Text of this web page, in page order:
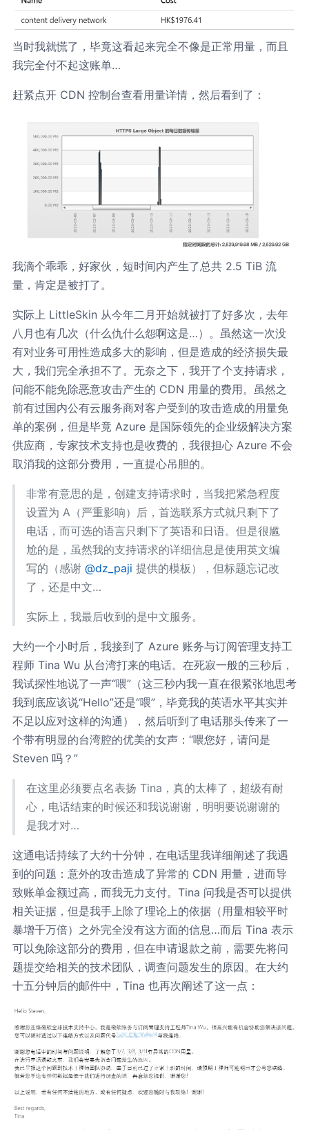
当时我就慌了，毕竟这看起来完全不像是正常用量，而且
我完全付不起这账单…
赶紧点开 CDN 控制台查看用量详情，然后看到了：
我滴个乖乖，好家伙，短时间内产生了总共 2.5 TiB 流
量，肯定是被打了。
实际上 LittleSkin 从今年二月开始就被打了好多次，去年
八月也有几次（什么仇什么怨啊这是…）。虽然这一次没
有对业务可用性造成多大的影响，但是造成的经济损失最
大，我们完全承担不了。无奈之下，我开了个支持请求，
问能不能免除恶意攻击产生的 CDN 用量的费用。虽然之
前有过国内公有云服务商对客户受到的攻击造成的用量免
单的案例，但是毕竟 Azure 是国际领先的企业级解决方案
供应商，专家技术支持也是收费的，我很担心 Azure 不会
取消我的这部分费用，一直提心吊胆的。
非常有意思的是，创建支持请求时，当我把紧急程度
设置为 A（严重影响）后，首选联系方式就只剩下了
电话，而可选的语言只剩下了英语和日语。但是很尴
尬的是，虽然我的支持请求的详细信息是使用英文编
写的（感谢 @dz_paji 提供的模板），但标题忘记改
了，还是中文…
实际上，我最后收到的是中文服务。
大约一个小时后，我接到了 Azure 账务与订阅管理支持工
程师 Tina Wu 从台湾打来的电话。在死寂一般的三秒后，
我试探性地说了一声“喂”（这三秒内我一直在很紧张地思考
我到底应该说“Hello”还是“喂”，毕竟我的英语水平其实并
不足以应对这样的沟通），然后听到了电话那头传来了一
个带有明显的台湾腔的优美的女声：“喂您好，请问是
Steven 吗？”
在这里必须要点名表扬 Tina，真的太棒了，超级有耐
心，电话结束的时候还和我说谢谢，明明要说谢谢的
是我才对…
这通电话持续了大约十分钟，在电话里我详细阐述了我遇
到的问题：意外的攻击造成了异常的 CDN 用量，进而导
致账单金额过高，而我无力支付。Tina 问我是否可以提供
相关证据，但是我手上除了理论上的依据（用量相较平时
暴增千万倍）之外完全没有这方面的信息…而后 Tina 表示
可以免除这部分的费用，但在申请退款之前，需要先将问
题提交给相关的技术团队，调查问题发生的原因。在大约
十五分钟后的邮件中，Tina 也再次阐述了这一点：